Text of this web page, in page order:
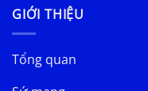
GIỚI THIỆU
Tổng quan